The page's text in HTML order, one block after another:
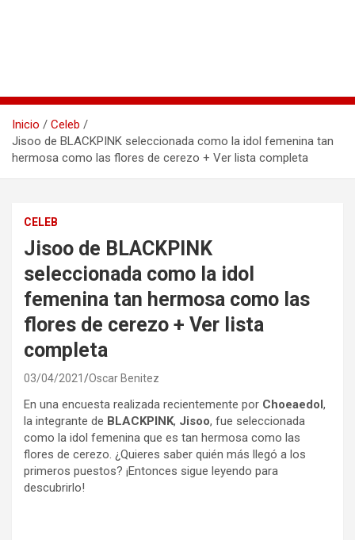
Inicio
Celeb
Jisoo de BLACKPINK seleccionada como la idol femenina tan
hermosa como las flores de cerezo + Ver lista completa
CELEB
Jisoo de BLACKPINK
seleccionada como la idol
femenina tan hermosa como las
flores de cerezo + Ver lista
completa
03/04/2021 Oscar Benitez
En una encuesta realizada recientemente por Choeaedol,
la integrante de BLACKPINK, Jisoo, fue seleccionada
como la idol femenina que es tan hermosa como las
flores de cerezo. ¿Quieres saber quién más llegó a los
primeros puestos? ¡Entonces sigue leyendo para
descubrirlo!